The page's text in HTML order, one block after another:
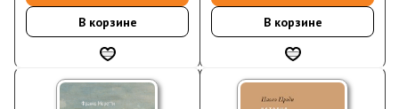
В корзине
В корзине